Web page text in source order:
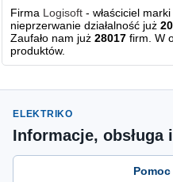
Firma Logisoft - właściciel
nieprzerwanie działalność już
Zaufało nam już28017 firm. W
produktów.
ELEKTRIKO
Informacje,